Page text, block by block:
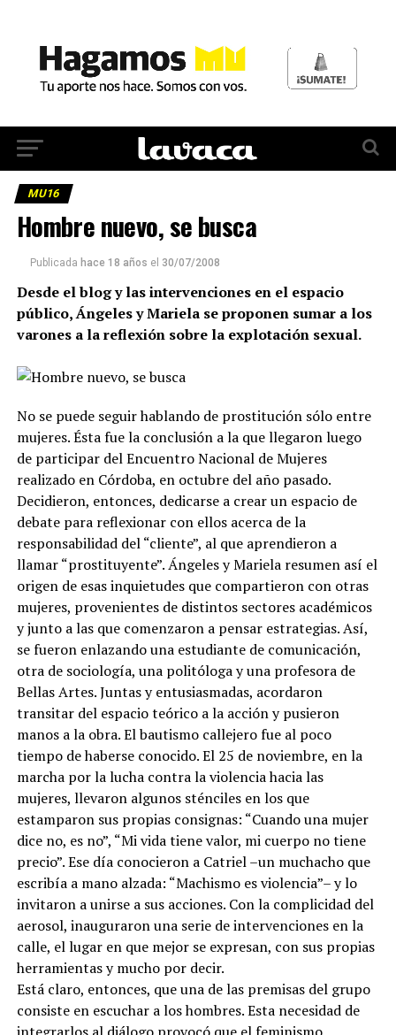
MU16
Hombre nuevo, se busca
Publicada hace 18 años el 30/07/2008
Desde el blog y las intervenciones en el espacio
público, Ángeles y Mariela se proponen sumar a los
varones a la reflexión sobre la explotación sexual.
No se puede seguir hablando de prostitución sólo entre
mujeres. Ésta fue la conclusión a la que llegaron luego
de participar del Encuentro Nacional de Mujeres
realizado en Córdoba, en octubre del año pasado.
Decidieron, entonces, dedicarse a crear un espacio de
debate para reflexionar con ellos acerca de la
responsabilidad del “cliente”, al que aprendieron a
llamar “prostituyente”. Ángeles y Mariela resumen así el
origen de esas inquietudes que compartieron con otras
mujeres, provenientes de distintos sectores académicos
y junto a las que comenzaron a pensar estrategias. Así,
se fueron enlazando una estudiante de comunicación,
otra de sociología, una politóloga y una profesora de
Bellas Artes. Juntas y entusiasmadas, acordaron
transitar del espacio teórico a la acción y pusieron
manos a la obra. El bautismo callejero fue al poco
tiempo de haberse conocido. El 25 de noviembre, en la
marcha por la lucha contra la violencia hacia las
mujeres, llevaron algunos sténciles en los que
estamparon sus propias consignas: “Cuando una mujer
dice no, es no”, “Mi vida tiene valor, mi cuerpo no tiene
precio”. Ese día conocieron a Catriel –un muchacho que
escribía a mano alzada: “Machismo es violencia”– y lo
invitaron a unirse a sus acciones. Con la complicidad del
aerosol, inauguraron una serie de intervenciones en la
calle, el lugar en que mejor se expresan, con sus propias
herramientas y mucho por decir.
Está claro, entonces, que una de las premisas del grupo
consiste en escuchar a los hombres. Esta necesidad de